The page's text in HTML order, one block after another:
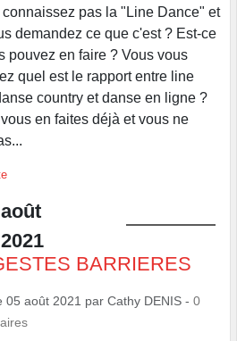
connaissez pas la "Line Dance" et
demandez ce que c'est ? Est-ce
pouvez en faire ? Vous vous
quel est le rapport entre line
country et danse en ligne ?
en faites déjà et vous ne
août
2021
BARRIERES
05 août 2021 par Cathy DENIS - 0